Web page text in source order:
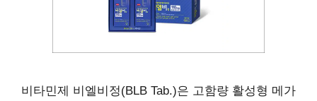
비타민제 비엘비정(BLB Tab.)은 고함량 활성형 메가